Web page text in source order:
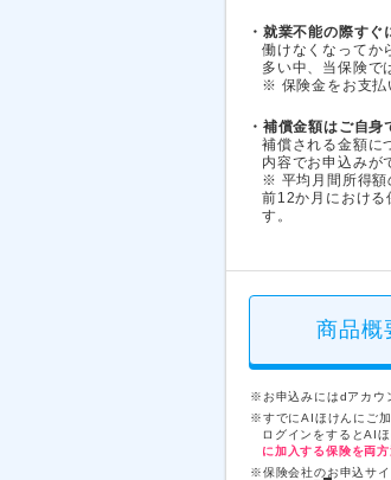
・就業不能の際すぐ
働けなくなってか
多い中、当保険で
※ 保険金をお支払
・補償金額はご自身
補償される金額に
内容でお申込みが
※ 平均月間所得額
前12か月における
す。
商品概
※お申込みにはdアカウ
※すでにAIほけんにご
ログインをするとAI
に加入する保険を両
※保険会社のお申込サイ